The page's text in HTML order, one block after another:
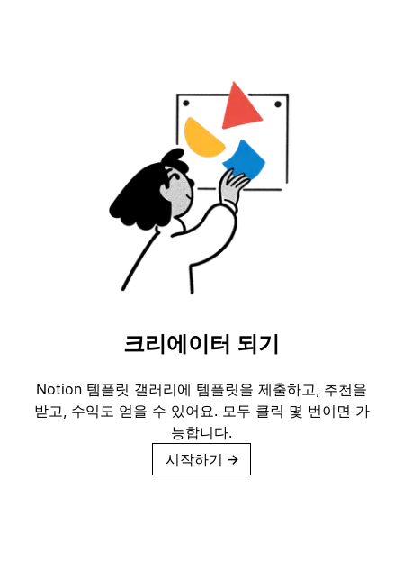
크리에이터 되기
Notion 템플릿 갤러리에 템플릿을 제출하고, 추천을
받고, 수익도 얻을 수 있어요. 모두 클릭 몇 번이면 가
능합니다.
시작하기 →